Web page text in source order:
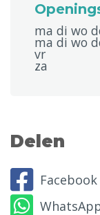
ma di wo
ma di wo
vr
za
Delen
Facebook